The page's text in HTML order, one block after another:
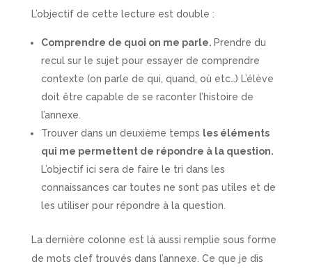
L’objectif de cette lecture est double :
Comprendre de quoi on me parle. Prendre du
recul sur le sujet pour essayer de comprendre
contexte (on parle de qui, quand, où etc…) L’élève
doit être capable de se raconter l’histoire de
l’annexe.
Trouver dans un deuxième temps les éléments
qui me permettent de répondre à la question.
L’objectif ici sera de faire le tri dans les
connaissances car toutes ne sont pas utiles et de
les utiliser pour répondre à la question.
La dernière colonne est là aussi remplie sous forme
de mots clef trouvés dans l’annexe. Ce que je dis